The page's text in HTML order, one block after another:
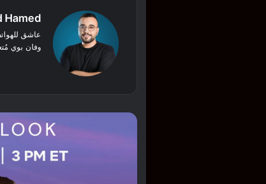
Hamed
عاشق
وفان بوي